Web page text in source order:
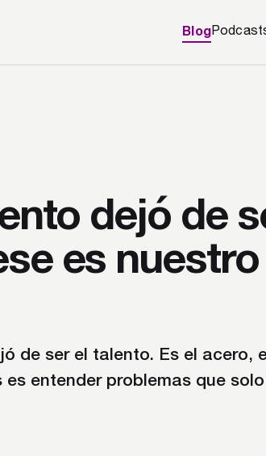
Blog
dejó de
es nuestro
de ser el talento. Es el acero,
entender problemas que solo